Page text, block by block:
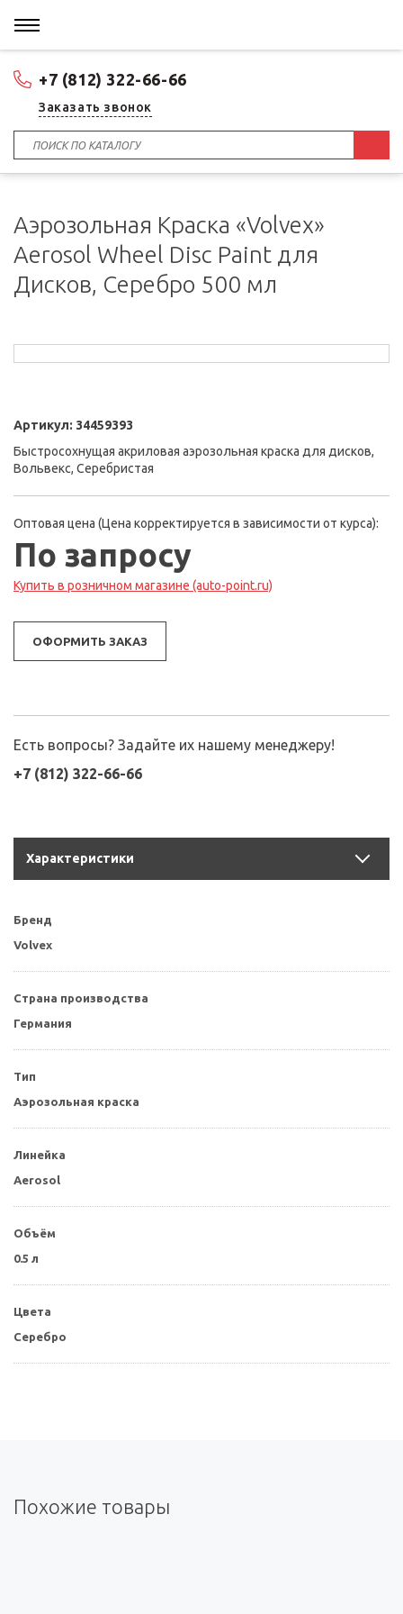
+7 (812) 322-66-66
Заказать звонок
Аэрозольная Краска «Volvex»
Aerosol Wheel Disc Paint для
Дисков, Серебро 500 мл
Артикул: 34459393
Быстросохнущая акриловая аэрозольная краска для дисков,
Вольвекс, Серебристая
Оптовая цена (Цена корректируется в зависимости от курса):
По запросу
Купить в розничном магазине (auto-point.ru)
ОФОРМИТЬ ЗАКАЗ
Есть вопросы? Задайте их нашему менеджеру!
+7 (812) 322-66-66
Характеристики
Бренд
Volvex
Страна производства
Германия
Тип
Аэрозольная краска
Линейка
Aerosol
Объём
0.5 л
Цвета
Серебро
Похожие товары